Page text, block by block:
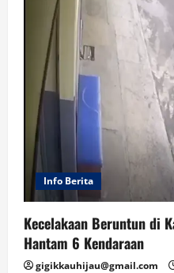
Info Berita
Kecelakaan Beruntun di
Hantam 6 Kendaraan
gigikkauhijau@gmail.com